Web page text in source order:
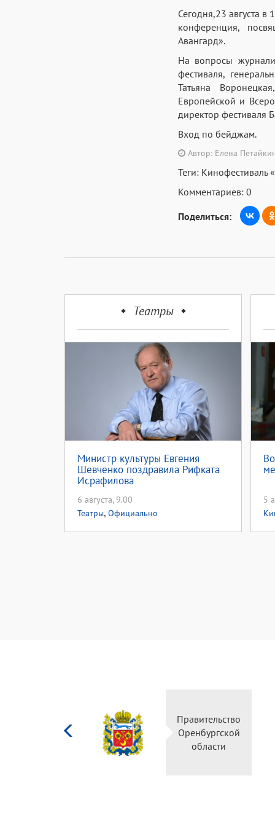
Сегодня,23 августа
конференция,
Авангард».
На вопросы
фестиваля,
Татьяна
Европейской и
директор фестиваля
Вход по бейджам.
Автор: Елена
Теги: Кинофестиваль
Комментариев: 0
Поделиться:
Театры
Министр культуры Евгения
Шевченко поздравила Рифката
Исрафилова
6 августа, 9.00
Театры, Официально
5
Министерство
культуры
Российской
федерации